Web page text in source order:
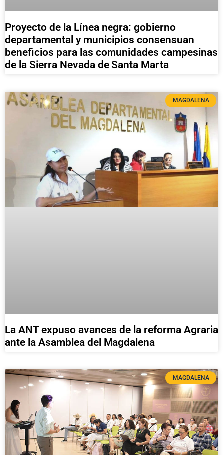
Proyecto de la Línea negra: gobierno
departamental y municipios consensuan
beneficios para las comunidades campesinas
de la Sierra Nevada de Santa Marta
MAGDALENA
La ANT expuso avances de la reforma Agraria
ante la Asamblea del Magdalena
MAGDALENA